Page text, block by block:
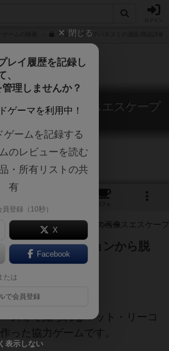
宇宙のハダカデバネズミの通販/商品詳細
ネズミ / スペースエスケープ
Mole Rats in Space
カフェ
た宇宙ステーションから脱
ズ等で知られるマット・リーコ
った協力ゲームです。
閉じる
レイ履歴を記録し
、
理しませんか？
ゲーマを利用中！
ゲームを記録する
のレビューを読む
・所有リストの共
有
登録（10秒）
X
Facebook
たは
で会員登録
表示しない